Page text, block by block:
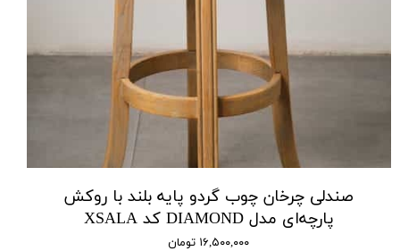
صندلی چرخان چوب گردو پایه بلند با روکش
پارچه‌ای مدل DIAMOND کد XSALA
۱۶,۵۰۰,۰۰۰ تومان